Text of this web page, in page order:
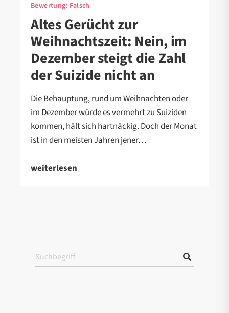
Bewertung: Falsch
Altes Gerücht zur
Weihnachtszeit: Nein, im
Dezember steigt die Zahl
der Suizide nicht an
Die Behauptung, rund um Weihnachten oder
im Dezember würde es vermehrt zu Suiziden
kommen, hält sich hartnäckig. Doch der Monat
ist in den meisten Jahren jener…
weiterlesen